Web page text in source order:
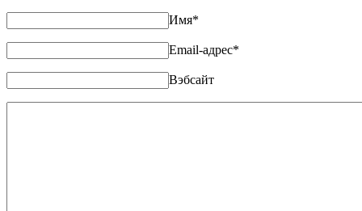
Имя*
Email-адрес*
Вэбсайт